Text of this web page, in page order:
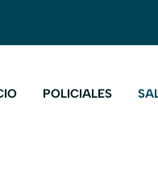
POLICIALES